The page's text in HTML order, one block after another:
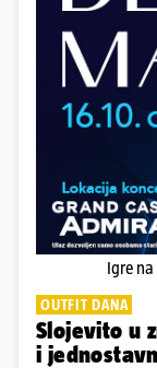
Igre
OUTFIT DANA
Slojevito u
i